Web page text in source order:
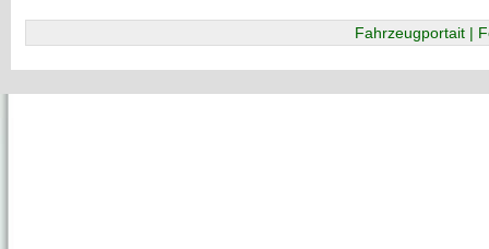
Fahrzeugportait |